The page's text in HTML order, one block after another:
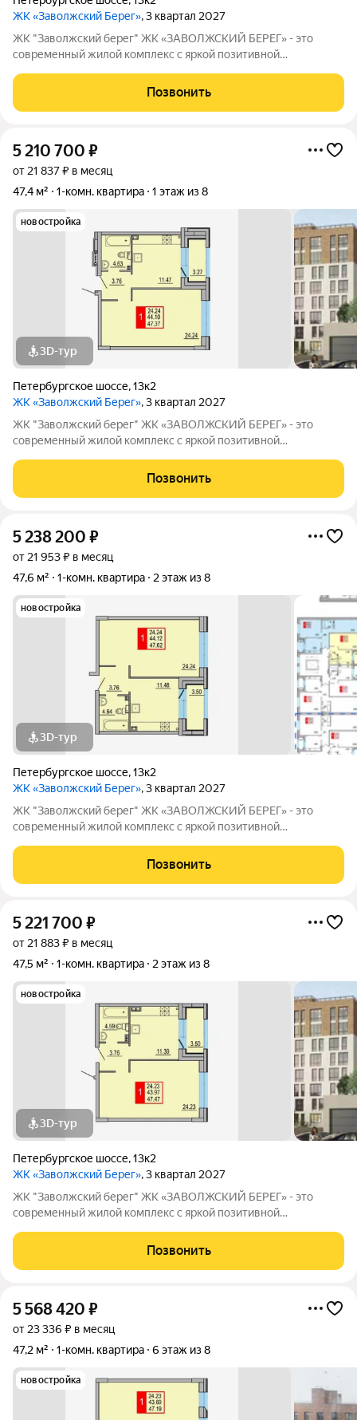
ЖК «Заволжский Берег», 3 квартал 2027
ЖК "Заволжский берег" ЖК «ЗАВОЛЖСКИЙ БЕРЕГ» - это
современный жилой комплекс с яркой позитивной
состоящий из пятнадцати 8-этажных секций, которые
образуют три полузамкнутых двора с раскрытием
Позвонить
5 210 700 ₽
от 21 837 ₽ в месяц
47,4 м²
1-комн. квартира 1 этаж из 8
новостройка
3D-тур
Петербургское шоссе,13к2
ЖК «Заволжский Берег», 3 квартал 2027
ЖК "Заволжский берег" ЖК «ЗАВОЛЖСКИЙ БЕРЕГ» - это
современный жилой комплекс с яркой позитивной
состоящий из пятнадцати 8-этажных секций, которые
образуют три полузамкнутых двора с раскрытием
Позвонить
5 238 200 ₽
от 21 953 ₽ в месяц
47,6 м²
1-комн. квартира 2 этаж из 8
новостройка
3D-тур
Петербургское шоссе,13к2
ЖК «Заволжский Берег», 3 квартал 2027
ЖК "Заволжский берег" ЖК «ЗАВОЛЖСКИЙ БЕРЕГ» - это
современный жилой комплекс с яркой позитивной
состоящий из пятнадцати 8-этажных секций, которые
образуют три полузамкнутых двора с раскрытием
Позвонить
5 221 700 ₽
от 21 883 ₽ в месяц
47,5 м²
1-комн. квартира 2 этаж из 8
новостройка
3D-тур
Петербургское шоссе,13к2
ЖК «Заволжский Берег», 3 квартал 2027
ЖК "Заволжский берег" ЖК «ЗАВОЛЖСКИЙ БЕРЕГ» - это
современный жилой комплекс с яркой позитивной
состоящий из пятнадцати 8-этажных секций, которые
образуют три полузамкнутых двора с раскрытием
Позвонить
5 568 420 ₽
от 23 336 ₽ в месяц
47,2 м²
1-комн. квартира 6 этаж из 8
новостройка